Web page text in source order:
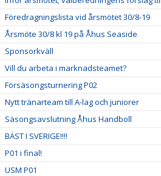
Föredragningslista vid årsmötet 30/8-19
Årsmöte 30/8 kl 19 på Åhus Seaside
Sponsorkväll
Vill du arbeta i marknadsteamet?
Försäsongsturnering P02
Nytt tränarteam till A-lag och juniorer
Säsongsavslutning Åhus Handboll
BÄST I SVERIGE!!!!
P01 i final!
USM P01